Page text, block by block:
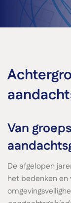
Van
De afgelopen
het bedenken en